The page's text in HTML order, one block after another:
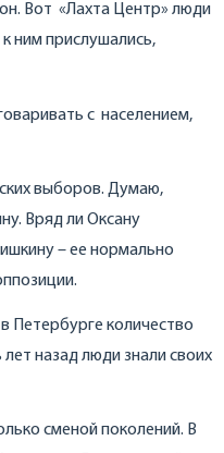
Вот «Лахта Центр» люди
ним прислушались,
с населением,
выборов. Думаю,
Вряд ли Оксану
– ее нормально
Петербурге количество
назад люди знали своих
сменой поколений. В